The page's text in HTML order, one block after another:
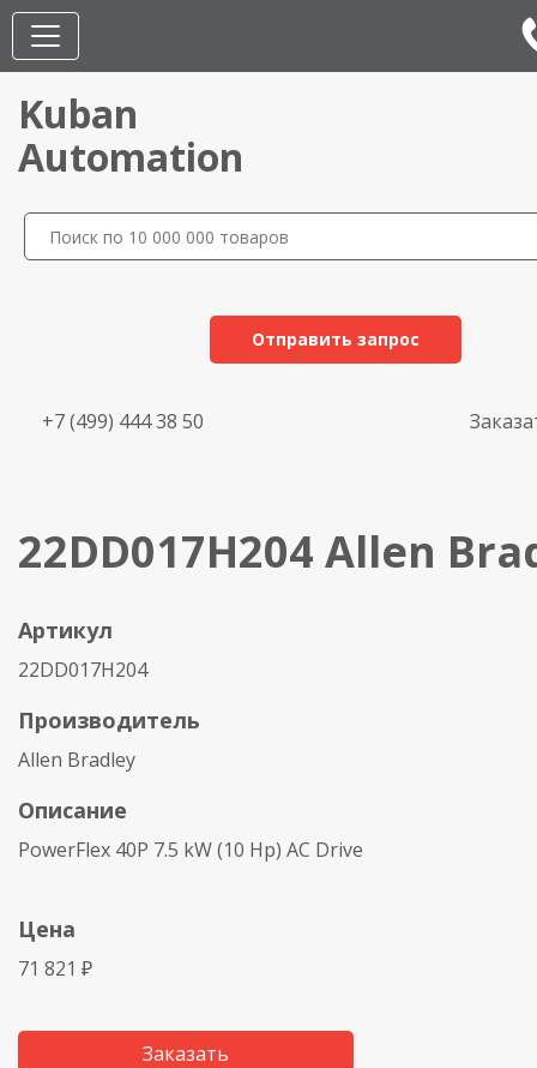
Kuban
Automation
Отправить запрос
+7 (499) 444 38 50
22DD017H204 Allen
Артикул
22DD017H204
Производитель
Allen Bradley
Описание
PowerFlex 40P 7.5 kW (10 Hp) AC Drive
Цена
71 821 ₽
Заказать